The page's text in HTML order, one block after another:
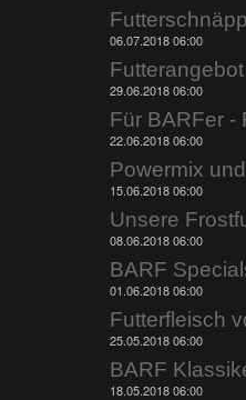
06.07.2018 06:00
29.06.2018 06:00
22.06.2018 06:00
Powermix
15.06.2018 06:00
08.06.2018 06:00
01.06.2018 06:00
Futterfleisch
25.05.2018 06:00
18.05.2018 06:00